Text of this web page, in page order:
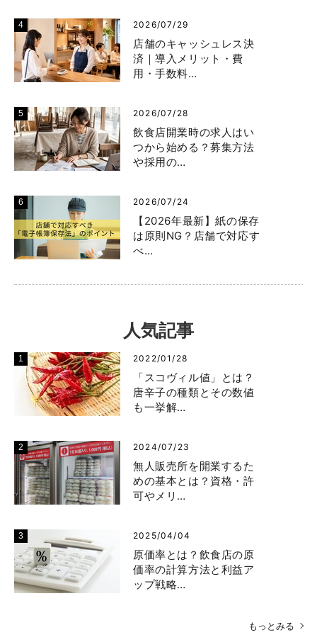
2026/07/29
店舗のキャッシュレス決
済｜導入メリット・費
用・手数料…
2026/07/28
飲食店開業時の求人はい
つから始める？募集方法
や採用の…
2026/07/24
【2026年最新】紙の保存
は原則NG？店舗で対応す
べ…
人気記事
2022/01/28
「スコヴィル値」とは？
唐辛子の種類とその数値
も一挙解…
2024/07/23
無人販売所を開業するた
めの基本とは？資格・許
可やメリ…
2025/04/04
原価率とは？飲食店の原
価率の計算方法と利益ア
ップ戦略…
もっとみる